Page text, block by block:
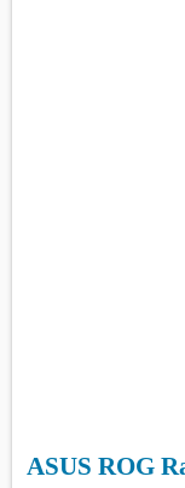
ASUS ROG